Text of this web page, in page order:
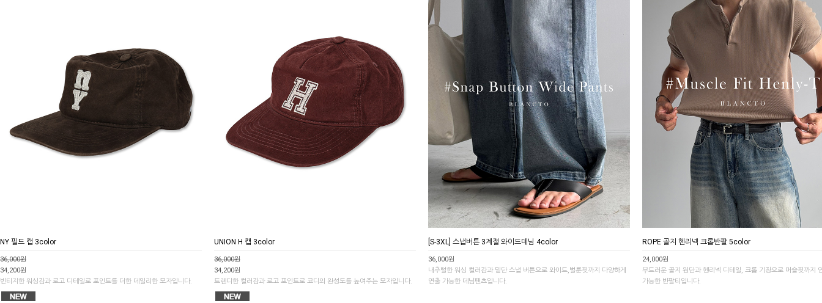
NY 필드 캡 3color
36,000원
34,200원
빈티지한 워싱감과 로고 디테일로 포인트를 더한 데일리한 모자입니다.
UNION H 캡 3color
36,000원
34,200원
트렌디한 컬러감과 로고 포인트로 코디의 완성도를 높여주는 모자입니다.
[S-3XL] 스냅버튼 3계절 와이드데님 4color
36,000원
내추럴한 워싱 컬러감과 밑단 스냅 버튼으로 와이드,벌룬핏까지 다양하게
연출 가능한 데님팬츠입니다.
ROPE 골지 헨리넥 크롭반팔 5color
24,000원
부드러운 골지 원단과 헨리넥 디테일, 크롭 기장으로 머슬핏까지
가능한 반팔티입니다.